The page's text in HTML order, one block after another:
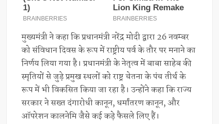
मुख्यमंत्री ने कहा कि प्रधानमंत्री नरेंद्र मोदी द्वारा 26 नवम्बर
को संविधान दिवस के रूप में राष्ट्रीय पर्व के तौर पर मनाने का
निर्णय लिया गया है। प्रधानमंत्री के नेतृत्व में बाबा साहेब की
स्मृतियों से जुड़े प्रमुख स्थलों को राष्ट्र चेतना के पंच तीर्थ के
रूप में भी विकसित किया जा रहा है। उन्होंने कहा कि राज्य
सरकार ने सख्त दंगारोधी कानून, धर्मांतरण कानून, और
ऑपरेशन कालनेमि जैसे कई कड़े फैसले लिए हैं।